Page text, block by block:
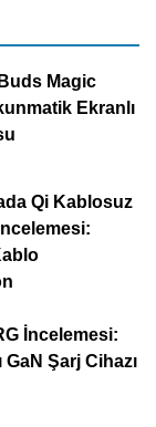
Magic
Ekranlı
Qi Kablosuz
İncelemesi:
GaN Şarj Cihazı